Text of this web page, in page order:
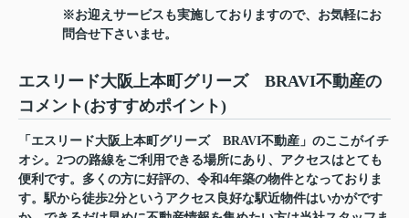
※お迎えサービスも実施しておりますので、お気軽にお
問合せ下さいませ。
エスリード大阪上本町グリーズ BRAVI不動産の
コメント(おすすめポイント)
「エスリード大阪上本町グリーズ BRAVI不動産」のここがイチ
オシ。2つの路線をご利用できる場所にあり、アクセスはとても
便利です。多くの方に好評の、令和4年築の物件となっておりま
す。駅から徒歩2分というアクセス良好な駅近物件はいかがです